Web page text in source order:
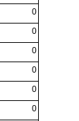
0
0
0
0
0
0